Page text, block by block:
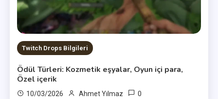
Twitch Drops Bilgileri
Ödül Türleri: Kozmetik eşyalar, Oyun içi para,
Özel içerik
10/03/2026 Ahmet Yılmaz 0